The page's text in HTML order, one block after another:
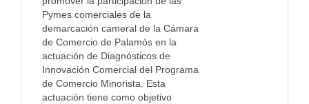
Pymes comerciales de la
demarcación cameral de la Cámara
de Comercio de Palamós en la
actuación de Diagnósticos de
Innovación Comercial del Programa
de Comercio Minorista. Esta
actuación tiene como objetivo